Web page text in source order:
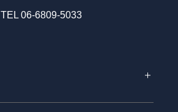
TEL 06-6809-5033